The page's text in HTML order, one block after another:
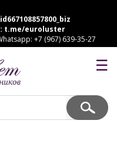
t.me/euroluster
+7 (967) 639-35-27
☰